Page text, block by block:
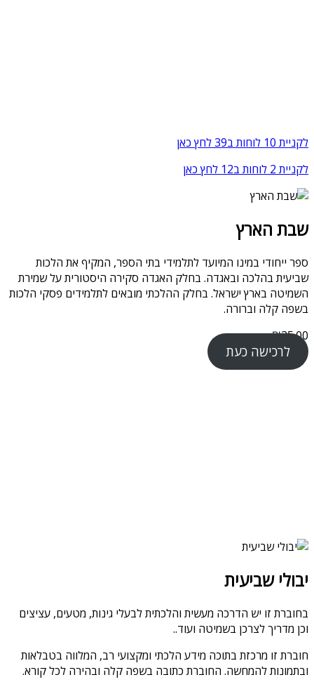
לקניית 10 לוחות ב39 לחץ כאן
לקניית 2 לוחות ב12 לחץ כאן
שבת הארץ
ספר ייחודי במינו המיועד לתלמידי בתי הספר, המקיף את הלכות
שביעית בהלכה ובאגדה. בחלק האגדה סקירה היסטורית על שמירת
השמיטה בארץ ישראל. בחלק ההלכתי מובאים לתלמידים פסקי הלכות
בשפה קלה וברורה.
₪35.00
לרכישה כעת
יבולי שביעית
בחוברת זו יש הדרכה מעשית והלכתית לבעלי גינות, מטעים, עציצים
וכן מדריך לצרכן בשמיטה ועוד..
חוברת זו מרכזת בתוכה מידע הלכתי ומקצועי רב, המלווה בטבלאות
ובתמונות להמחשה. החוברת כתובה בשפה קלה ובהירה לכל קורא.